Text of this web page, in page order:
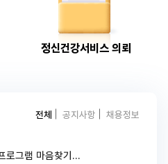
정신건강서비스 의뢰
전체 공지사항 채용정보
로그램 마음찾기…